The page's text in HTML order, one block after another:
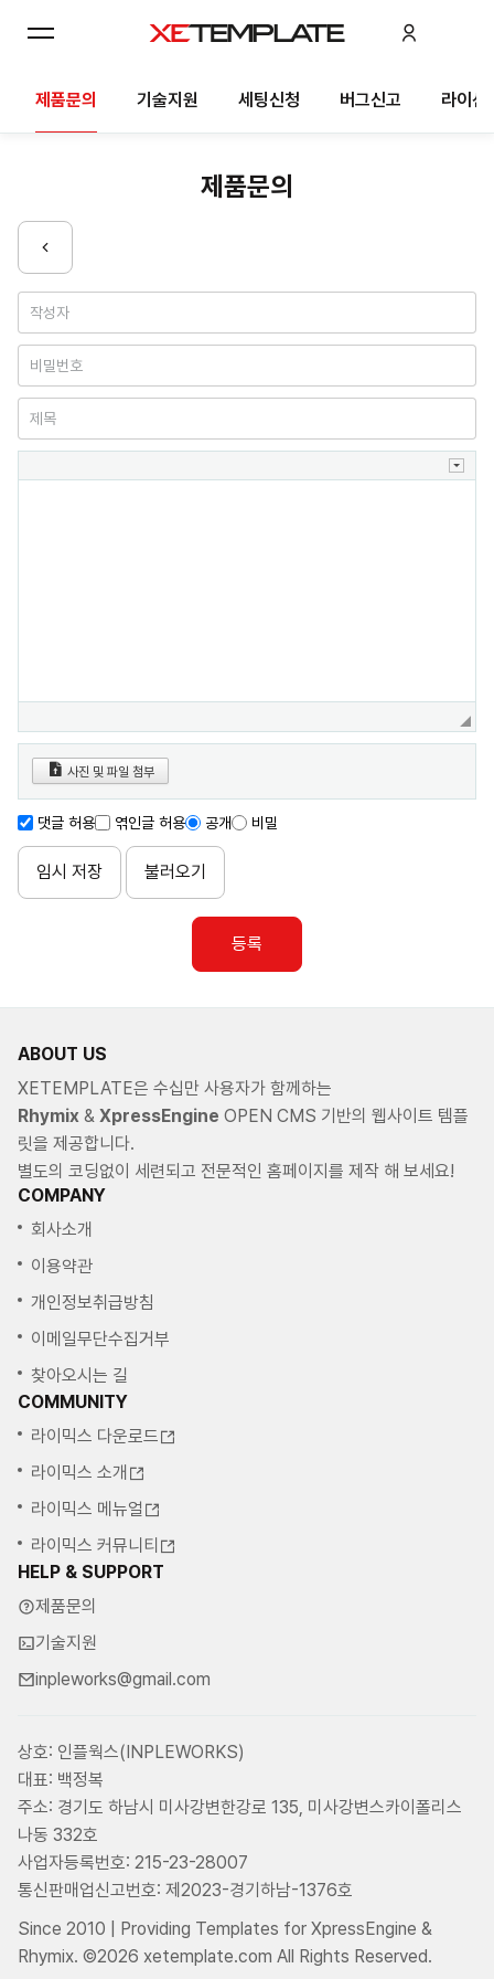
제품문의 기술지원 세팅신청 버그신고 라이선
제품문의
사진 및 파일 첨부
댓글 허용 엮인글 허용 공개 비밀
임시 저장 불러오기
등록
ABOUT US
XETEMPLATE은 수십만 사용자가 함께하는
Rhymix & XpressEngine OPEN CMS 기반의 웹사이트 템플
릿을 제공합니다.
별도의 코딩없이 세련되고 전문적인 홈페이지를 제작 해 보세요!
COMPANY
회사소개
이용약관
개인정보취급방침
이메일무단수집거부
찾아오시는 길
COMMUNITY
라이믹스 다운로드
라이믹스 소개
라이믹스 메뉴얼
라이믹스 커뮤니티
HELP & SUPPORT
제품문의
기술지원
inpleworks@gmail.com
상호: 인플웍스(INPLEWORKS)
대표: 백정복
주소: 경기도 하남시 미사강변한강로 135, 미사강변스카이폴리스
나동 332호
사업자등록번호: 215-23-28007
통신판매업신고번호: 제2023-경기하남-1376호
Since 2010 | Providing Templates for XpressEngine &
Rhymix. ©2026 xetemplate.com All Rights Reserved.